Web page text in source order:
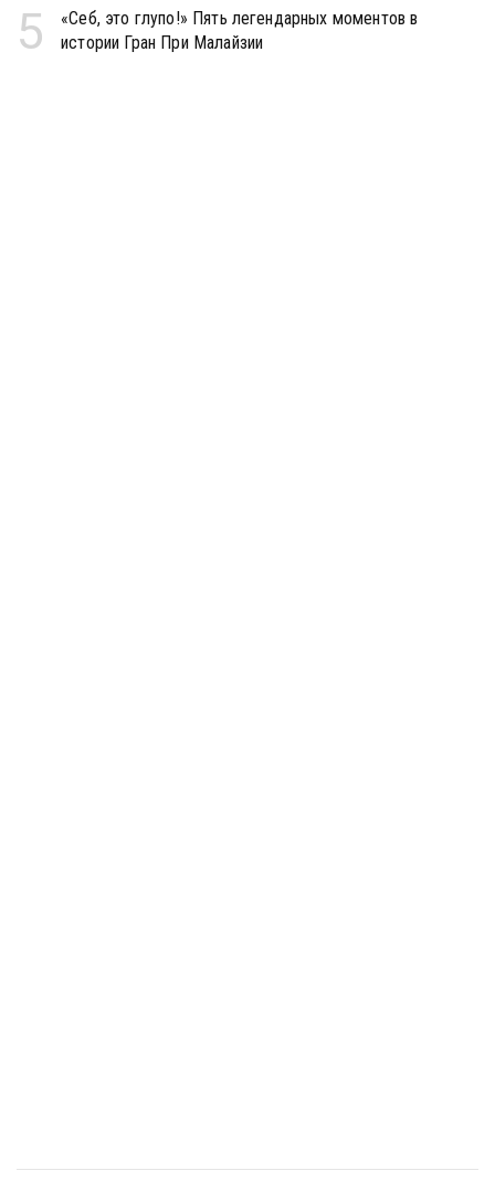
5
«Себ, это глупо!» Пять легендарных моментов в
истории Гран При Малайзии